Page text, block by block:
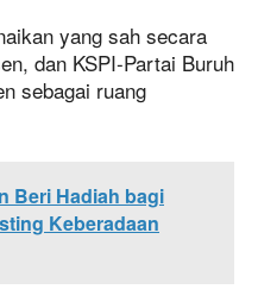
yang sah secara
dan KSPI-Partai Buruh
sebagai ruang
Beri Hadiah bagi
Keberadaan